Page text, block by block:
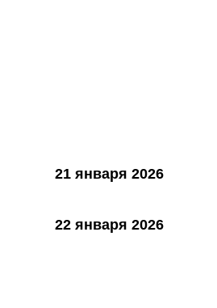
21 января 2026
22 января 2026